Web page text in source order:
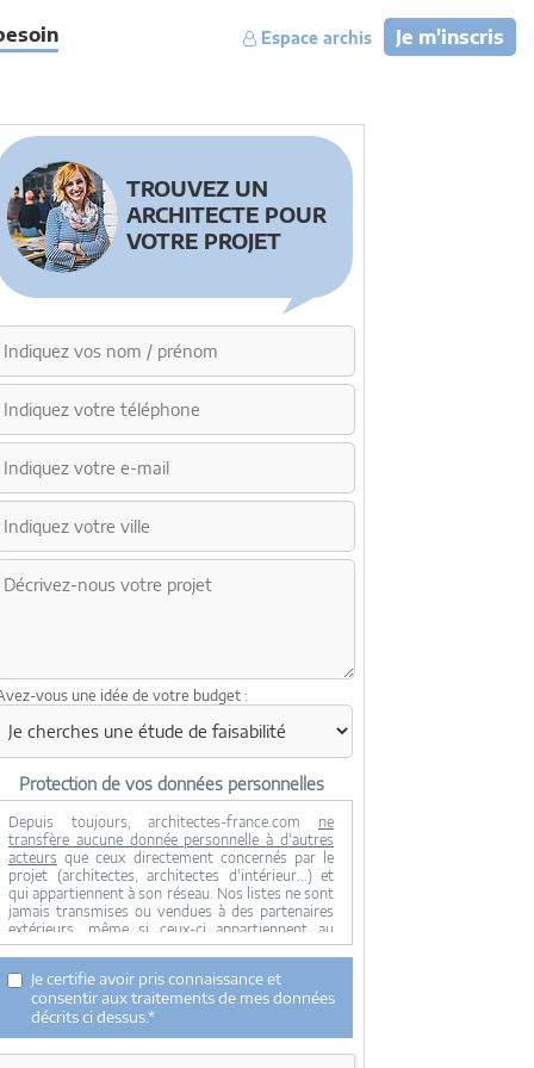
Je m'inscris
Espace archis
TROUVEZ UN
ARCHITECTE POUR
VOTRE PROJET
vous une idée de votre budget :
Protection de vos données personnelles
Depuis toujours, architectes-france.com ne
transfère aucune donnée personnelle à d'autres
acteurs que ceux directement concernés par le
projet (architectes, architectes d'intérieur...) et
qui appartiennent à son réseau. Nos listes ne sont
jamais transmises ou vendues à des partenaires
extérieurs, même si ceux-ci appartiennent au
domaine de la construction.
effectuée qu'avec votre consentement.
Je consens à ce que mes données personnelles
soient collectées pour permettre à architectes-
france de transférer votre projet aux architectes.
Seul Architectes-france, ses équipes internes et la
Je certifie avoir pris connaissance et
consentir aux traitements de mes données
décrits ci dessus.*